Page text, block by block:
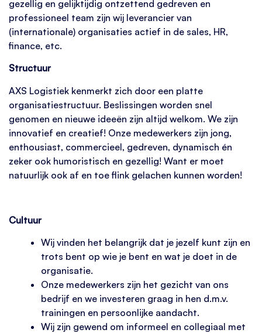
gezellig en gelijktijdig ontzettend gedreven en
professioneel team zijn wij leverancier van
(internationale) organisaties actief in de sales, HR,
finance, etc.
Structuur
AXS Logistiek kenmerkt zich door een platte
organisatiestructuur. Beslissingen worden snel
genomen en nieuwe ideeën zijn altijd welkom. We zijn
innovatief en creatief! Onze medewerkers zijn jong,
enthousiast, commercieel, gedreven, dynamisch én
zeker ook humoristisch en gezellig! Want er moet
natuurlijk ook af en toe flink gelachen kunnen worden!
Cultuur
Wij vinden het belangrijk dat je jezelf kunt zijn en
trots bent op wie je bent en wat je doet in de
organisatie.
Onze medewerkers zijn het gezicht van ons
bedrijf en we investeren graag in hen d.m.v.
trainingen en persoonlijke aandacht.
Wij zijn gewend om informeel en collegiaal met